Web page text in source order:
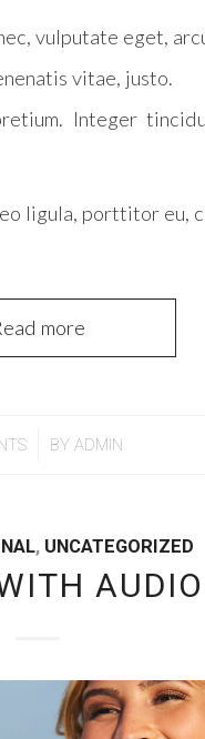
vulputate eget,
vitae, justo.
Integer
ligula, porttitor eu,
more
BYADMIN
, UNCATEGORIZED
AUDIO